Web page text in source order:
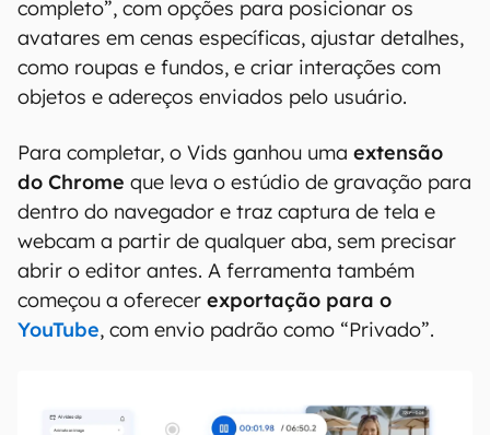
completo”, com opções para posicionar os
avatares em cenas específicas, ajustar detalhes,
como roupas e fundos, e criar interações com
objetos e adereços enviados pelo usuário.
Para completar, o Vids ganhou uma extensão
do Chrome que leva o estúdio de gravação para
dentro do navegador e traz captura de tela e
webcam a partir de qualquer aba, sem precisar
abrir o editor antes. A ferramenta também
começou a oferecer exportação para o
YouTube, com envio padrão como “Privado”.